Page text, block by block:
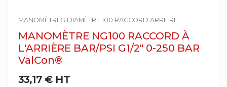
MANOMÈTRES DIAMÈTRE 100 RACCORD ARRIERE
MANOMÈTRE NG100 RACCORD À
L'ARRIÈRE BAR/PSI G1/2" 0-250 BAR
ValCon®
33,17 € HT